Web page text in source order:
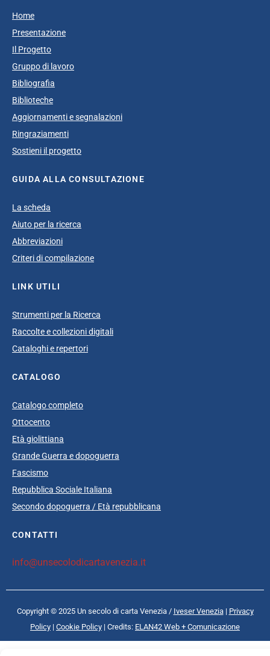
Home
Presentazione
Il Progetto
Gruppo di lavoro
Bibliografia
Biblioteche
Aggiornamenti e segnalazioni
Ringraziamenti
Sostieni il progetto
GUIDA ALLA CONSULTAZIONE
La scheda
Aiuto per la ricerca
Abbreviazioni
Criteri di compilazione
LINK UTILI
Strumenti per la Ricerca
Raccolte e collezioni digitali
Cataloghi e repertori
CATALOGO
Catalogo completo
Ottocento
Età giolittiana
Grande Guerra e dopoguerra
Fascismo
Repubblica Sociale Italiana
Secondo dopoguerra / Età repubblicana
CONTATTI
info@unsecolodicartavenezia.it
Copyright © 2025 Un secolo di carta Venezia / Iveser Venezia| Privacy
Policy | Cookie Policy | Credits: ELAN42 Web + Comunicazione